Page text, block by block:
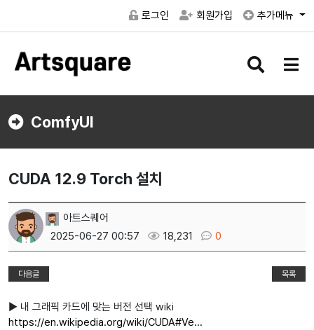
로그인 회원가입 추가메뉴
검
버
메
버
ComfyUI
CUDA 12.9 Torch 설치
아트스퀘어
2025-06-27 00:57
18,231 0
다음글 목록
▶ 내 그래픽 카드에 맞는 버전 선택 wiki
https://en.wikipedia.org/wiki/CUDA#Ve...